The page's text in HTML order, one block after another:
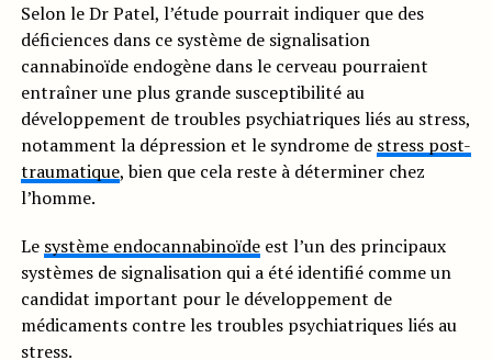
Selon le Dr Patel, l’étude pourrait indiquer que des
déficiences dans ce système de signalisation
cannabinoïde endogène dans le cerveau pourraient
entraîner une plus grande susceptibilité au
développement de troubles psychiatriques liés au stress,
notamment la dépression et le syndrome de stress post-
traumatique, bien que cela reste à déterminer chez
l’homme.
Le système endocannabinoïdeest l’un des principaux
systèmes de signalisation qui a été identifié comme un
candidat important pour le développement de
médicaments contre les troubles psychiatriques liés au
stress.